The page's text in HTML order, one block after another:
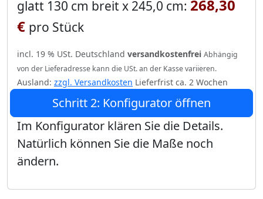
glatt 130 cm breit x 245,0 cm: 268,30
€ pro Stück
incl. 19 % USt. Deutschland versandkostenfrei Abhängig
von der Lieferadresse kann die USt. an der Kasse variieren.
Ausland: zzgl. Versandkosten Lieferfrist ca. 2 Wochen
Schritt 2: Konfigurator öffnen
Im Konfigurator klären Sie die Details.
Natürlich können Sie die Maße noch
ändern.